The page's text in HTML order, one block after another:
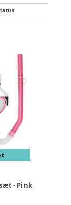
- Pink